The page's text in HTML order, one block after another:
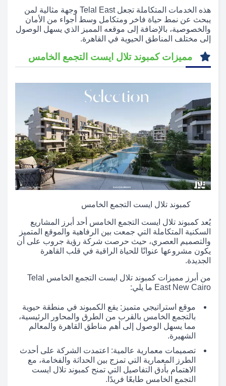
هذه الخدمات المتكاملة تجعل Telal East وجهة مثالية لمن
يبحث عن نمط حياة فاخر ومتكامل وسط أجواء من الأمان
والخصوصية، بالإضافة إلى موقعه المميز الذي يسهل الوصول
إلى مختلف المناطق الحيوية في القاهرة.
مميزات كمبوند تلال ايست التجمع الخامس
كمبوند تلال ايست التجمع الخامس
يُعد كمبوند تلال ايست التجمع الخامس أحد أبرز المشاريع
السكنية المتكاملة التي جمعت بين الرفاهية والموقع المتميز
والتصميم العصري، حيث حرصت شركة رؤية جروب على أن
يكون مشروعها عنوانًا للحياة الراقية في قلب القاهرة
الجديدة.
من أبرز مميزات كمبوند تلال ايست التجمع الخامس Telal
East New Cairo ما يلي:
موقع استراتيجي متميز: يقع الكمبوند في منطقة حيوية
بالتجمع الخامس بالقرب من الطرق والمحاور الرئيسية،
مما يسهل الوصول إلى أهم مناطق القاهرة والمعالم
الشهيرة.
تصميمات معمارية عالمية: اعتمدت الشركة على أحدث
الطرز المعمارية التي تمزج بين الحداثة والفخامة، مع
الاهتمام بأدق التفاصيل التي تمنح كمبوند تلال ايست
التجمع الخامس طابعًا فريدًا.